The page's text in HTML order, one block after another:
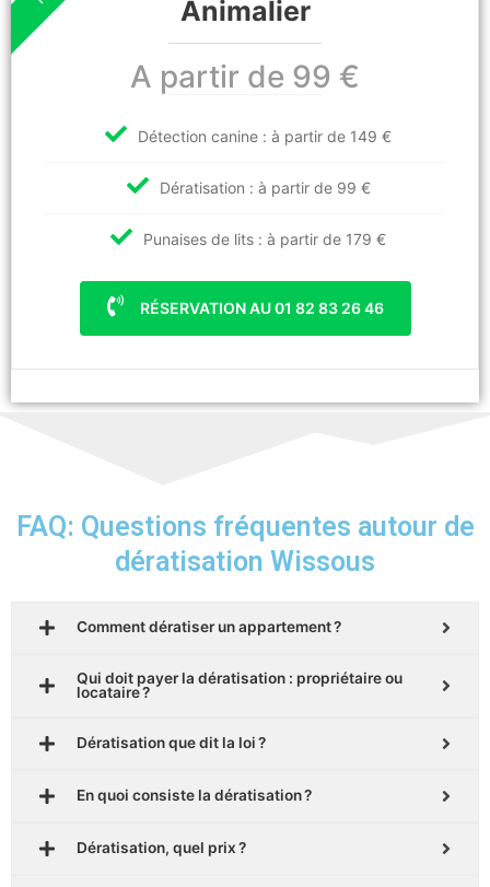
Animalier
A partir de 99 €
Détection canine : à partir de 149 €
Dératisation : à partir de 99 €
Punaises de lits : à partir de 179 €
RÉSERVATION AU 01 82 83 26 46
FAQ: Questions fréquentes autour de
dératisation Wissous
Comment dératiser un appartement ?
Qui doit payer la dératisation : propriétaire ou
locataire ?
Dératisation que dit la loi ?
En quoi consiste la dératisation ?
Dératisation, quel prix ?